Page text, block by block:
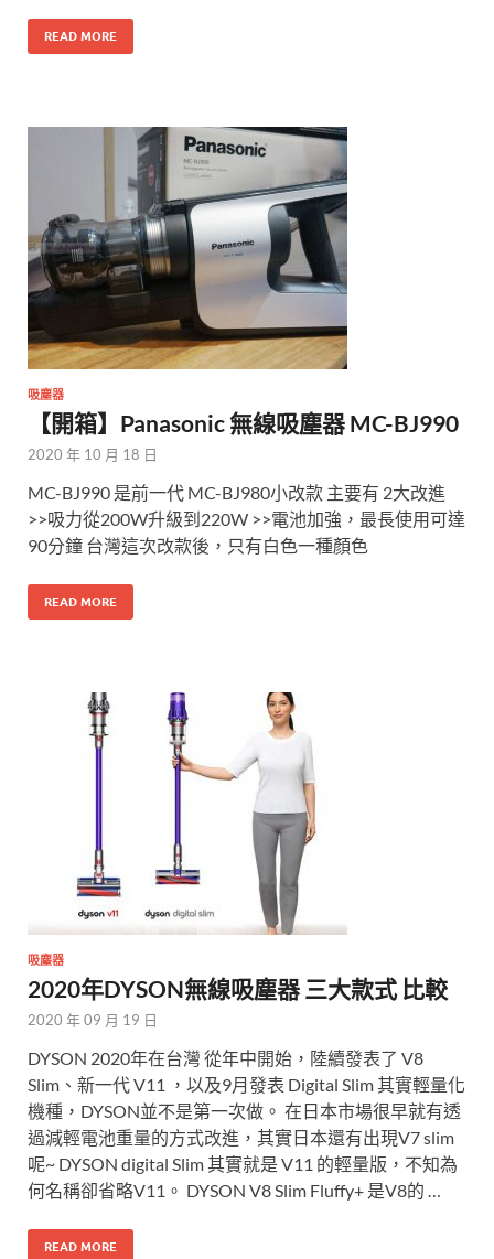
READ MORE
吸塵器
【開箱】Panasonic 無線吸塵器 MC-BJ990
2020 年 10 月 18 日
MC-BJ990 是前一代 MC-BJ980小改款 主要有 2大改進
>>吸力從200W升級到220W >>電池加強，最長使用可達
90分鐘 台灣這次改款後，只有白色一種顏色
READ MORE
吸塵器
2020年DYSON無線吸塵器 三大款式 比較
2020 年 09 月 19 日
DYSON 2020年在台灣 從年中開始，陸續發表了 V8
Slim、新一代 V11 ，以及9月發表 Digital Slim 其實輕量化
機種，DYSON並不是第一次做。 在日本市場很早就有透
過減輕電池重量的方式改進，其實日本還有出現V7 slim
呢~ DYSON digital Slim 其實就是 V11 的輕量版，不知為
何名稱卻省略V11。 DYSON V8 Slim Fluffy+ 是V8的 …
READ MORE